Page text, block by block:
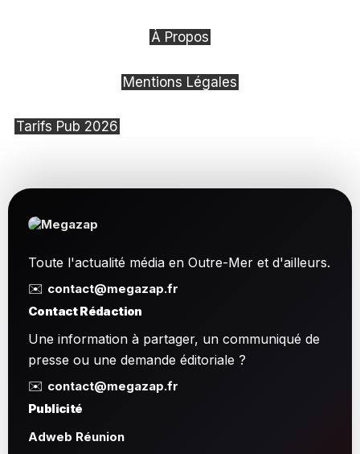
À Propos
Mentions Légales
Tarifs Pub 2026
Toute l'actualité média en Outre-Mer et d'ailleurs.
✉️ contact@megazap.fr
Contact Rédaction
Une information à partager, un communiqué de
presse ou une demande éditoriale ?
✉️ contact@megazap.fr
Publicité
Adweb Réunion